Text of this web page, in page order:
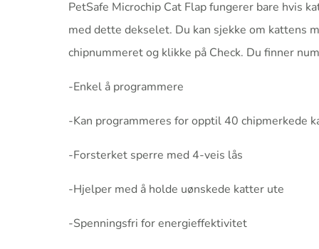
PetSafe Microchip Cat Flap fungerer bare hvis
med dette dekselet. Du kan sjekke om kattens
chipnummeret og klikke på Check. Du finner
-Enkel å programmere
-Kan programmeres for opptil 40 chipmerkede
-Forsterket sperre med 4-veis lås
-Hjelper med å holde uønskede katter ute
-Spenningsfri for energieffektivitet